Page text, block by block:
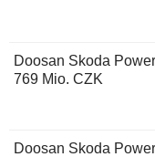
Doosan Skoda
769 Mio. CZK
Doosan Skoda